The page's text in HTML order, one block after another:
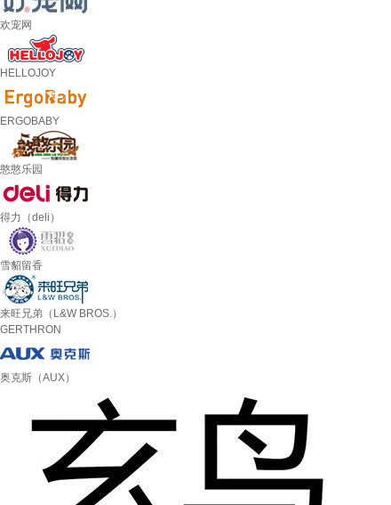
欢宠网
HELLOJOY
ERGOBABY
憨憨乐园
得力（deli）
雪貂留香
来旺兄弟（L&W BROS.）
GERTHRON
奥克斯（AUX）